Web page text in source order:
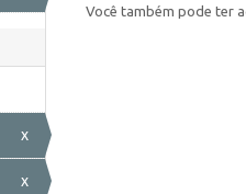
x
x
Você também pode ter